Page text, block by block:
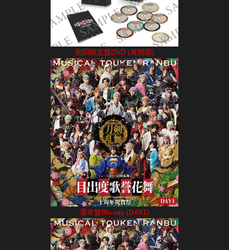
初回限定盤DVD (展開図)
通常盤Blu-ray (DAY1)